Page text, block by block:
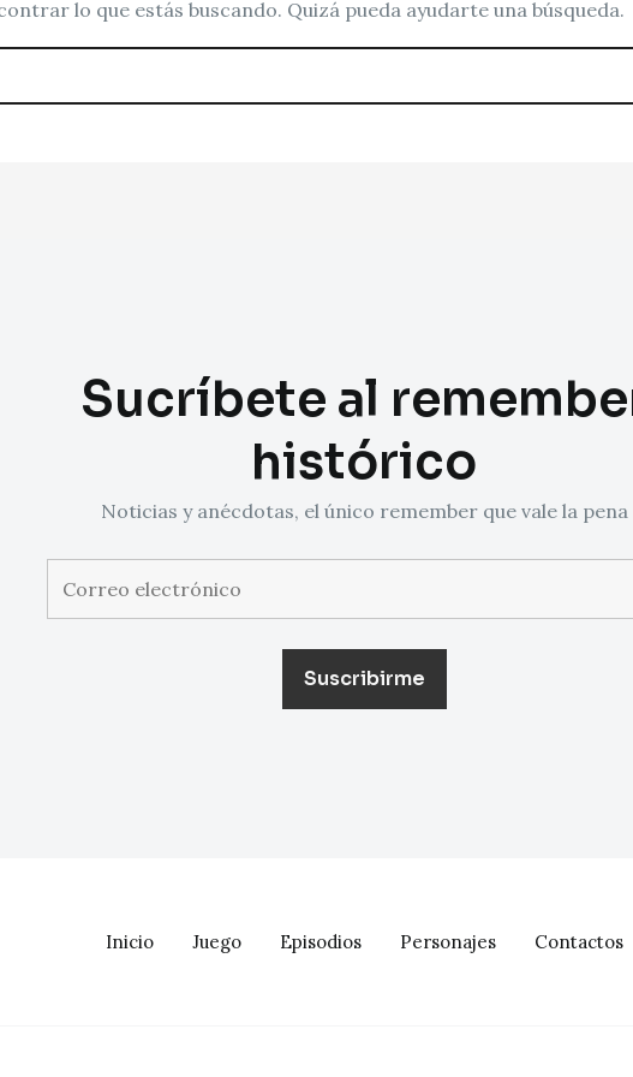
lo que estás buscando. Quizá pueda ayudarte una búsqueda.
Sucríbete al
histórico
Noticias y anécdotas, el único remember que vale la pena
Inicio Juego Episodios Personajes Contactos